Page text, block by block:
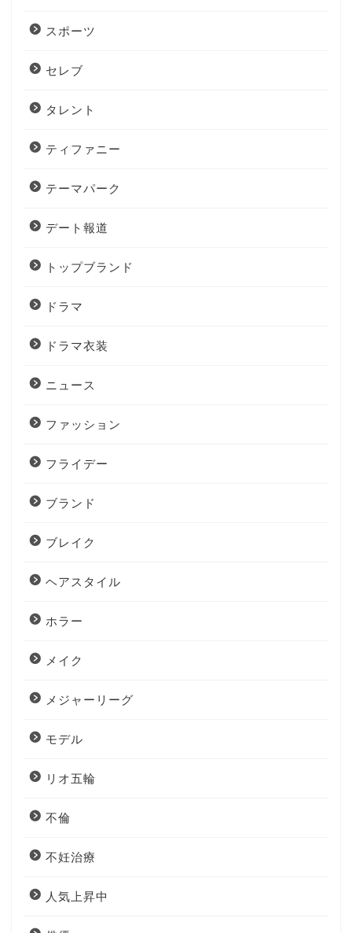
スポーツ
セレブ
タレント
ティファニー
テーマパーク
デート報道
トップブランド
ドラマ
ドラマ衣装
ニュース
ファッション
フライデー
ブランド
ブレイク
ヘアスタイル
ホラー
メイク
メジャーリーグ
モデル
リオ五輪
不倫
不妊治療
人気上昇中